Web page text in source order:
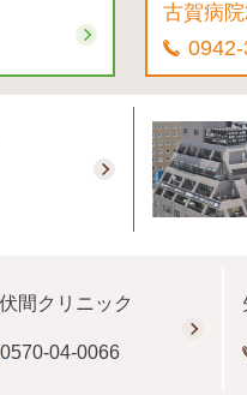
古賀病
間クリニック
0570-04-0066